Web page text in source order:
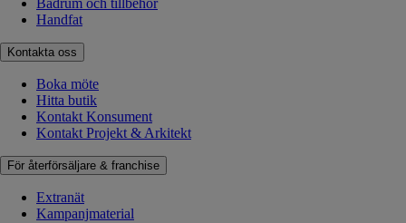
Handfat
Kontakta oss
Boka möte
Hitta butik
Kontakt Konsument
Kontakt Projekt & Arkitekt
För återförsäljare & franchise
Extranät
Kampanjmaterial